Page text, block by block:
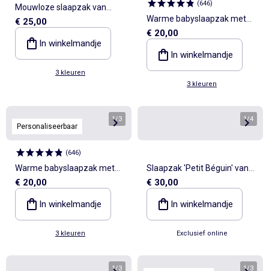
Mouwloze slaapzak van
katoen met rits TOG 2
€ 25,00
In winkelmandje
3 kleuren
(646)
Warme babyslaapzak met
motiefje, TOG-waarde 2.5
€ 20,00
In winkelmandje
3 kleuren
Personaliseerbaar
1/3
(646)
Warme babyslaapzak met
motiefje, TOG-waarde 2.5
€ 20,00
In winkelmandje
3 kleuren
1/4
Slaapzak 'Petit Béguin' van
velours met afneembare
mouwen
€ 30,00
In winkelmandje
Exclusief online
1/3 1/3